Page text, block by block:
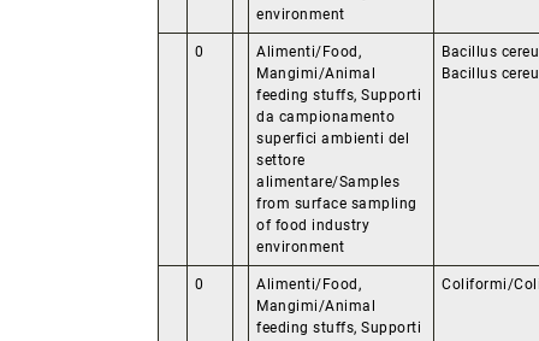
environment
0
Alimenti/Food,
Mangimi/Animal
feeding stuffs, Supporti
da campionamento
superfici ambienti del
settore
alimentare/Samples
from surface sampling
of food industry
environment
Bacillus
Bacillus
0
Alimenti/Food,
Mangimi/Animal
feeding stuffs, Supporti
Coliformi/